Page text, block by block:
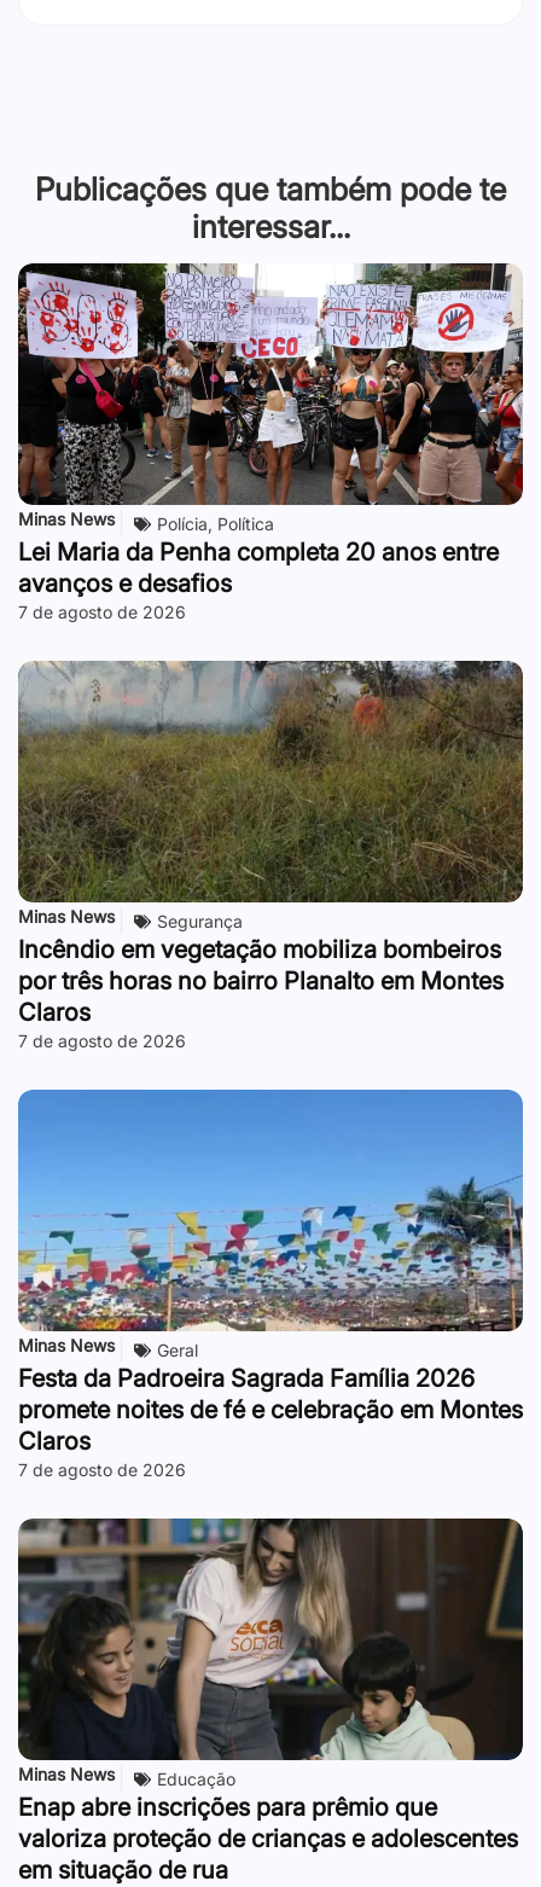
Publicações que também pode te
interessar...
Minas News Polícia, Política
Lei Maria da Penha completa 20 anos entre
avanços e desafios
7 de agosto de 2026
Minas News Segurança
Incêndio em vegetação mobiliza bombeiros
por três horas no bairro Planalto em Montes
Claros
7 de agosto de 2026
Minas News Geral
Festa da Padroeira Sagrada Família 2026
promete noites de fé e celebração em Montes
Claros
7 de agosto de 2026
Minas News Educação
Enap abre inscrições para prêmio que
valoriza proteção de crianças e adolescentes
em situação de rua